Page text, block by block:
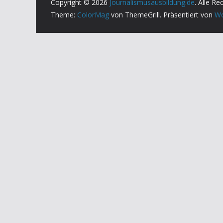
Copyright © 2026 Journalismusausbildung.de. Alle
Theme: ColorMag von ThemeGrill. Präsentiert von